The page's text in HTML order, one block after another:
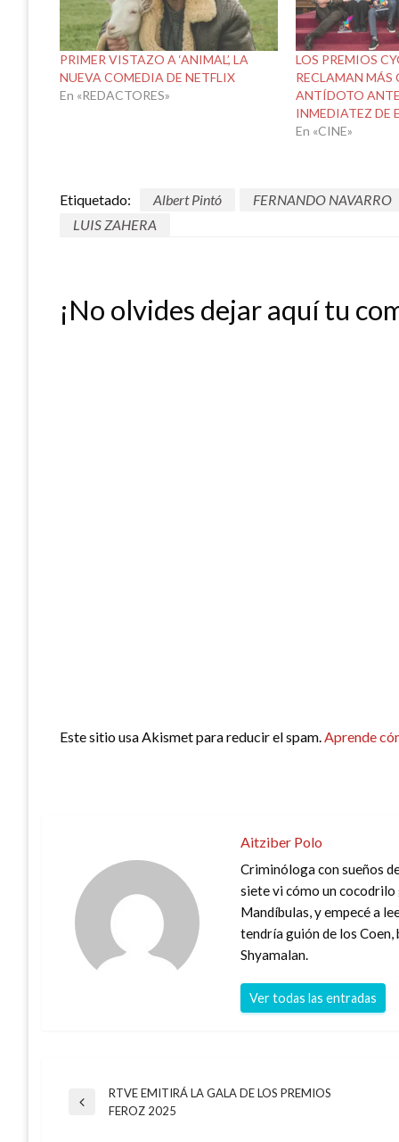
PRIMER VISTAZO A ‘ANIMAL’, LA
NUEVA COMEDIA DE NETFLIX
En «REDACTORES»
LOS PREMIOS
RECLAMAN MÁS
ANTÍDOTO
INMEDIATEZ DE
En «CINE»
Etiquetado: Albert Pintó FERNANDO NAVARRO
LUIS ZAHERA
¡No olvides dejar aquí tu
Este sitio usa Akismet para reducir el spam. Aprende
Aitziber Polo
Criminóloga con sueños
siete vi cómo un cocodrilo
Mandíbulas, y empecé a
tendría guión de los
Shyamalan.
Ver todas las entradas
Navegación
Entrada
RTVE EMITIRÁ LA GALA DE LOS PREMIOS
FEROZ 2025